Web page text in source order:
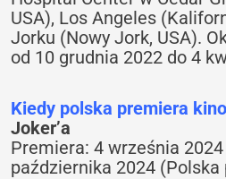
USA), Los Angeles
Jorku (Nowy Jork, USA).
od 10 grudnia 2022 do 4
Kiedy polska premiera
Joker’a
Premiera: 4 września
października 2024